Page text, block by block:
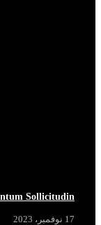
Sollicitudin
17 نوفمبر، 2023